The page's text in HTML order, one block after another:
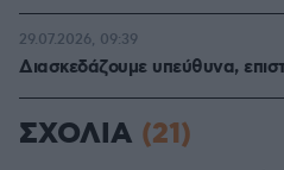
Διασκεδάζουμε υπεύθυνα,
29.07.2026, 09:39
ΣΧΟΛΙΑ (21)